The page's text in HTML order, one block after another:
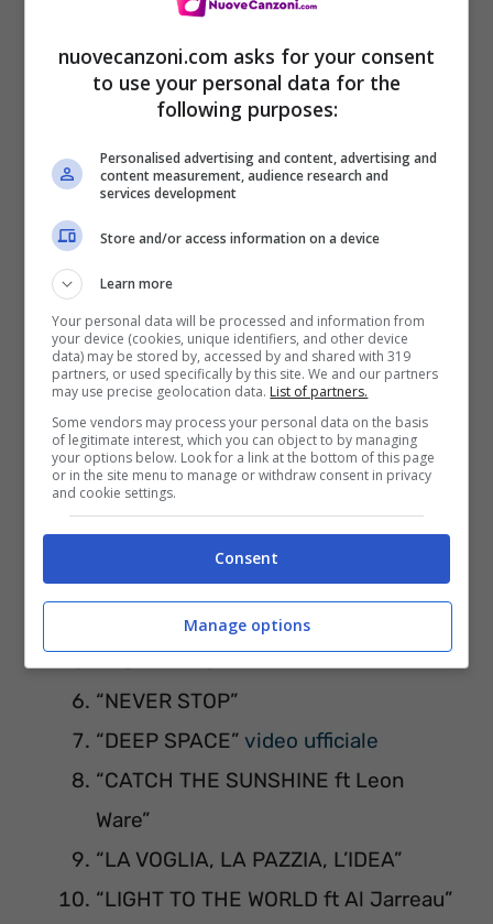
Tracklist Sun – Mario Biondi
“INTRO – LADIES AND GENTLEMAN
INTRODUCING MARIO BIONDI”
“SHINE ON”video ufficiale
“COME TO ME”
“WHAT HAVE YOU DONE TO ME”
“WOMAN WOMAN”
“NEVER STOP”
“DEEP SPACE” video ufficiale
“CATCH THE SUNSHINE ft Leon
Ware”
“LA VOGLIA, LA PAZZIA, L’IDEA”
“LIGHT TO THE WORLD ft Al Jarreau”
nuovecanzoni.com asks for your consent
to use your personal data for the
following purposes:
Personalised advertising and content, advertising and
content measurement, audience research and
services development
Store and/or access information on a device
Learn more
Your personal data will be processed and information from
your device (cookies, unique identifiers, and other device
data) may be stored by, accessed by and shared with 319
partners, or used specifically by this site. We and our partners
may use precise geolocation data. List of partners.
Some vendors may process your personal data on the basis
of legitimate interest, which you can object to by managing
your options below. Look for a link at the bottom of this page
or in the site menu to manage or withdraw consent in privacy
and cookie settings.
Consent
Manage options